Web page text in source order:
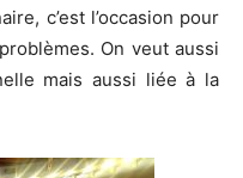
c’est l’occasion pour
On veut aussi
mais aussi liée à la